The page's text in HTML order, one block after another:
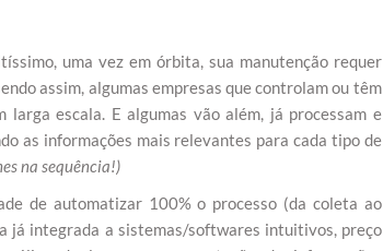
uma vez em órbita, sua manutenção requer
assim, algumas empresas que controlam ou têm
escala. E algumas vão além, já processam e
as informações mais relevantes para cada tipo de
na sequência!)
de automatizar 100% o processo (da coleta ao
já integrada a sistemas/softwares intuitivos, preço